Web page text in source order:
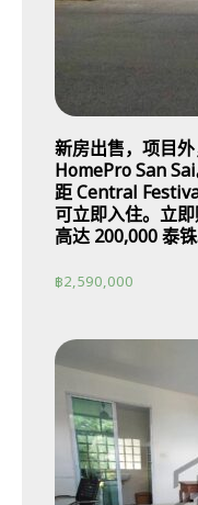
新房出售，项目
HomePro San
距 Central
可立即入住。立
高达 200,000 泰铢
฿2,590,000